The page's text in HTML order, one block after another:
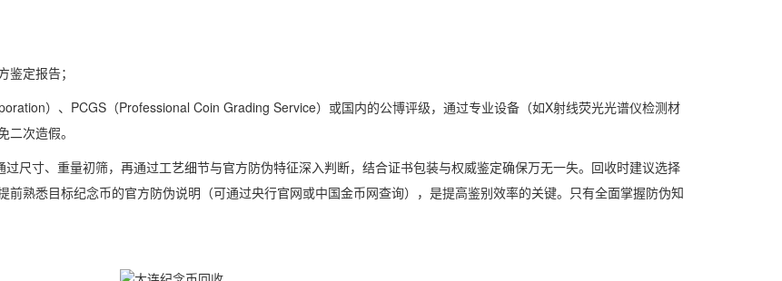
定报告；
）、PCGS（Professional Coin Grading Service）或国内的公博评级，通过专业设备（如X射线荧光光谱仪检测材
次造假。
过尺寸、重量初筛，再通过工艺细节与官方防伪特征深入判断，结合证书包装与权威鉴定确保万无一失。回收时建议选择
熟悉目标纪念币的官方防伪说明（可通过央行官网或中国金币网查询），是提高鉴别效率的关键。只有全面掌握防伪知